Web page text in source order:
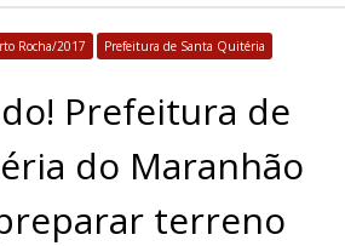
Rocha/2017 Prefeitura de Santa Quitéria
Prefeitura de
do Maranhão
terreno